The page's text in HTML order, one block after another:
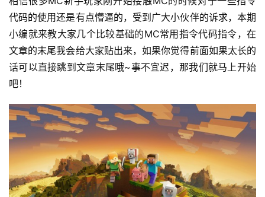
代码的使用还是有点懵逼的，受到广大小伙伴的诉求，本期
小编就来教大家几个比较基础的MC常用指令代码指令，在
文章的末尾我会给大家贴出来，如果你觉得前面如果太长的
话可以直接跳到文章末尾哦~事不宜迟，那我们就马上开始
吧！